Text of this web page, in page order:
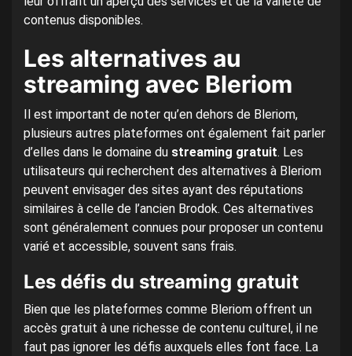
contenus disponibles.
Les alternatives au
streaming avec Bleriom
Il est important de noter qu’en dehors de Bleriom,
plusieurs autres plateformes ont également fait parler
d’elles dans le domaine du streaming gratuit. Les
utilisateurs qui recherchent des alternatives à Bleriom
peuvent envisager des sites ayant des réputations
similaires à celle de l’ancien Brodok. Ces alternatives
sont généralement connues pour proposer un contenu
varié et accessible, souvent sans frais.
Les défis du streaming gratuit
Bien que les plateformes comme Bleriom offrent un
accès gratuit à une richesse de contenu culturel, il ne
faut pas ignorer les défis auxquels elles font face. La